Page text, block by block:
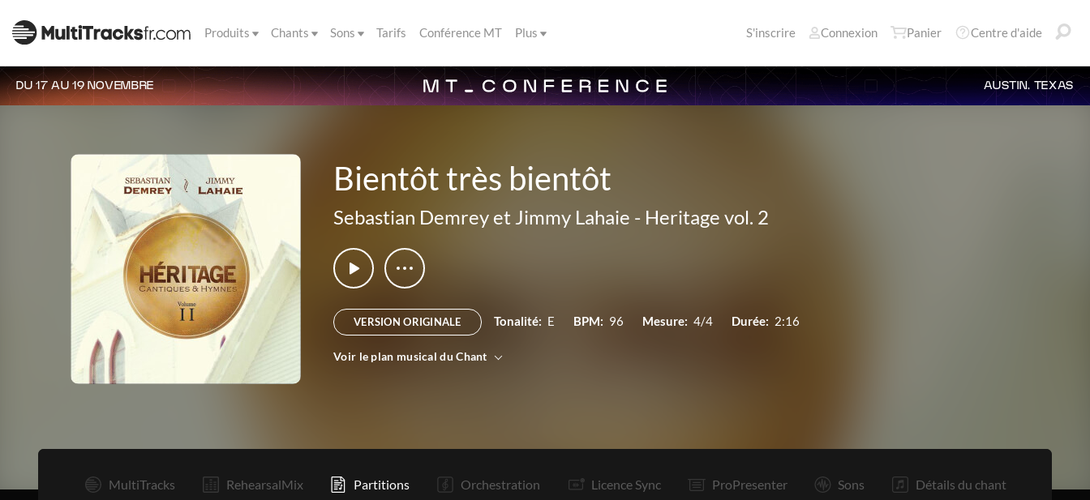
Produits Chants Sons Tarifs Conférence MT Plus S'inscrire Connexion Panier Centre d'aide
DU 17 AU 19 NOVEMBRE AUSTIN, TEXAS
Bientôt très bientôt
Sebastian Demrey et Jimmy Lahaie - Heritage vol. 2
VERSION ORIGINALE Tonalité: E BPM: 96 Mesure: 4/4 Durée: 2:16
Voir le plan musical du Chant
MultiTracks RehearsalMix Partitions Orchestration Licence Sync ProPresenter Sons Détails du chant